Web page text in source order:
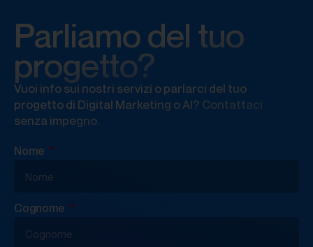
Parliamo del tuo
progetto?
Vuoi info sui nostri servizi o parlarci del tuo
progetto di Digital Marketing o AI? Contattaci
senza impegno.
Nome
Cognome